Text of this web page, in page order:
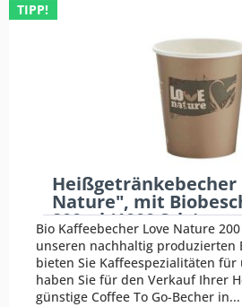
TIPP!
Heißgetränkebecher
Nature", mit
200ml (1000 Stk.)
Bio Kaffeebecher Love Nature
unseren nachhaltig produzierten
bieten Sie Kaffeespezialitäten für
haben Sie für den Verkauf Ihrer
günstige Coffee To Go-Becher in...